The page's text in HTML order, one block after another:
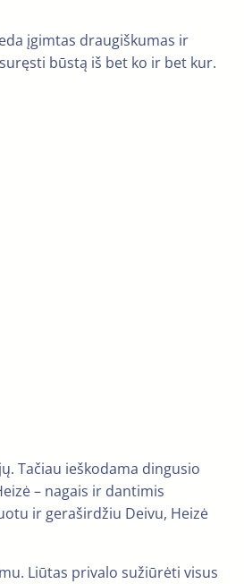
įgimtas draugiškumas ir
būstą iš bet ko ir bet kur.
Tačiau ieškodama dingusio
– nagais ir dantimis
ir geraširdžiu Deivu, Heizė
Liūtas privalo sužiūrėti visus